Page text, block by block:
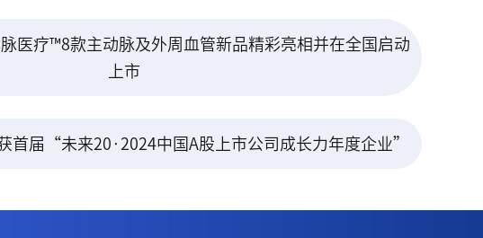
脉医疗™8款主动脉及外周血管新品精彩亮相并在全国启动
上市
首届“未来20·2024中国A股上市公司成长力年度企业”